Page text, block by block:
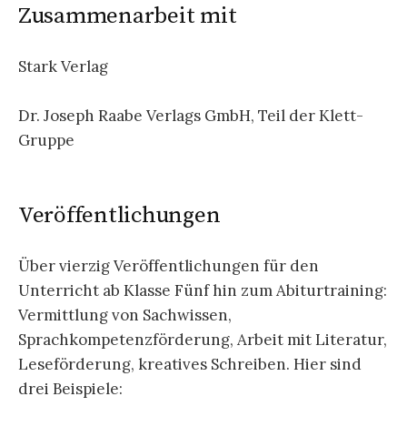
Zusammenarbeit mit
Stark Verlag
Dr. Joseph Raabe Verlags GmbH, Teil der Klett-
Gruppe
Veröffentlichungen
Über vierzig Veröffentlichungen für den
Unterricht ab Klasse Fünf hin zum Abiturtraining:
Vermittlung von Sachwissen,
Sprachkompetenzförderung, Arbeit mit Literatur,
Leseförderung, kreatives Schreiben. Hier sind
drei Beispiele: